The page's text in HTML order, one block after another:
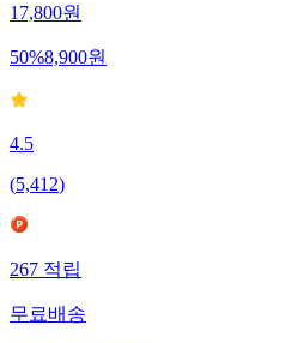
17,800원
50%8,900원
4.5
(5,412)
267 적립
무료배송